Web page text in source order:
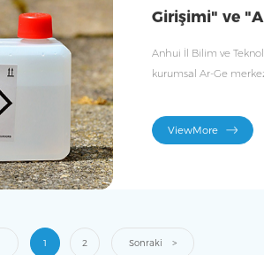
Girişimi" ve
Anhui İl Bilim ve
kurumsal Ar-Ge
İl Sertifikasyon Ajansı
kurumsallarını duyurdu.
ViewMore
1 2 Sonraki